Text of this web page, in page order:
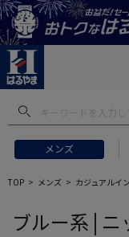
メンズ
フトにおすすめ #セ
TOP メンズ カジュアルイ
ブルー系 |